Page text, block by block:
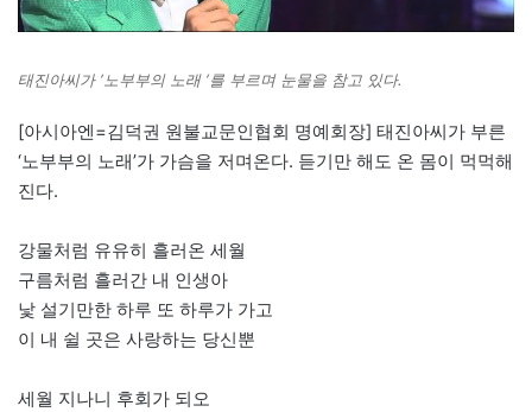
태진아씨가 ‘노부부의 노래 ‘를 부르며 눈물을 참고 있다.
[아시아엔=김덕권 원불교문인협회 명예회장] 태진아씨가 부른
‘노부부의 노래’가 가슴을 저며온다. 듣기만 해도 온 몸이 먹먹해
진다.
강물처럼 유유히 흘러온 세월
구름처럼 흘러간 내 인생아
낯 설기만한 하루 또 하루가 가고
이 내 쉴 곳은 사랑하는 당신뿐
세월 지나니 후회가 되오